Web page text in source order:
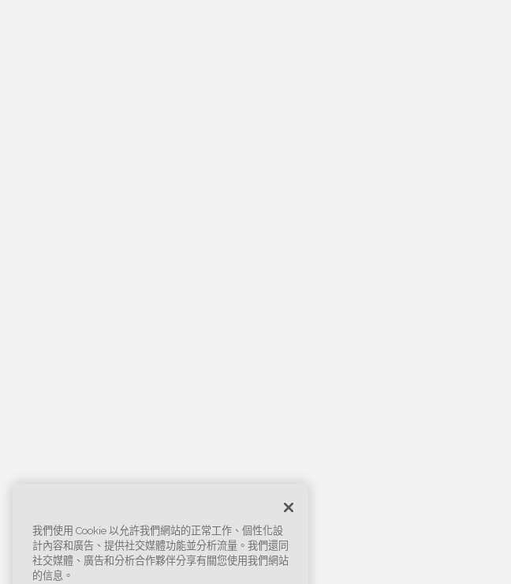
我們使用 Cookie 以允許我們網站的正常工作、個性化設
計內容和廣告、提供社交媒體功能並分析流量。我們還同
社交媒體、廣告和分析合作夥伴分享有關您使用我們網站
的信息。